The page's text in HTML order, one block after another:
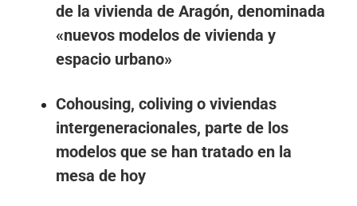
de la vivienda de Aragón, denominada
«nuevos modelos de vivienda y
espacio urbano»
Cohousing, coliving o viviendas
intergeneracionales, parte de los
modelos que se han tratado en la
mesa de hoy